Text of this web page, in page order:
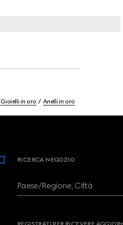
Gioielli in oro Anelli in oro
RICERCA NEGOZIO
Paese/Regione, Città